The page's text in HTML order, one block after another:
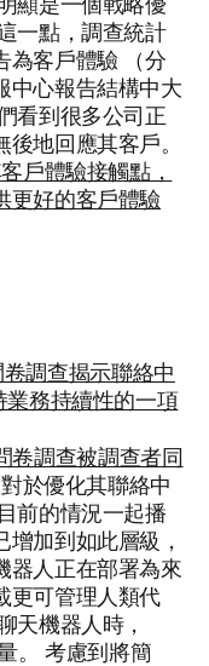
顯是一個戰略優
一點，調查統計
為客戶體驗 （分
中心報告結構中大
看到很多公司正
地回應其客戶。
戶體驗接觸點，
更好的客戶體驗
卷調查被調查者同
於優化其聯絡中
前的情況一起播
加到如此層級，
器人正在部署為來
更可管理人類代
天機器人時，
。 考慮到將簡